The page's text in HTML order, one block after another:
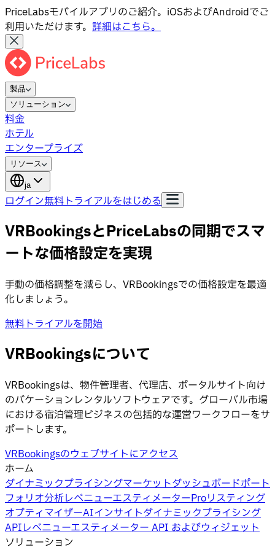
PriceLabsモバイルアプリのご紹介。iOSおよびAndroidでご
利用いただけます。 詳細はこちら。
製品
ソリューション
料金
ホテル
エンタープライズ
リソース
ja
ログイン無料トライアルをはじめる
VRBookingsとPriceLabsの同期でスマ
ートな価格設定を実現
手動の価格調整を減らし、VRBookingsでの価格設定を最適
化しましょう。
無料トライアルを開始
VRBookingsについて
VRBookingsは、物件管理者、代理店、ポータルサイト向け
のバケーションレンタルソフトウェアです。グローバル市場
における宿泊管理ビジネスの包括的な運営ワークフローをサ
ポートします。
VRBookingsのウェブサイトにアクセス
ホーム
ダイナミックプライシングマーケットダッシュボードポート
フォリオ分析レベニューエスティメーターProリスティング
オプティマイザーAIインサイトダイナミックプライシング
APIレベニューエスティメーター API およびウィジェット
ソリューション